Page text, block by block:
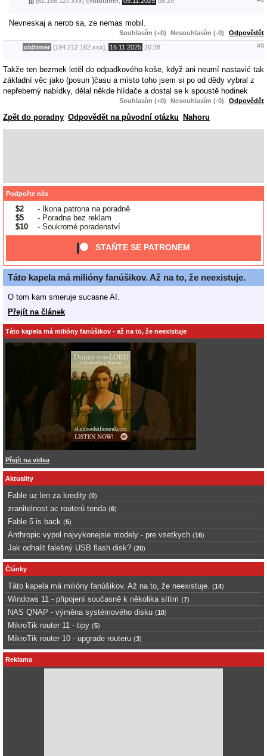
Nevrieskaj a nerob sa, ze nemas mobil.
Souhlasím (+0) Nesouhlasím (-0) Odpovědět
oldtimer [194.212.162.xxx], 16.11.2025 20:28 #9
Takže ten bezmek letěl do odpadkového koše, když ani neumí nastavić tak
základní věc jako (posun )času a místo toho jsem si po od dědy vybral z
nepřeberný nabídky, dělal někde hlídače a dostal se k spoustě hodinek
Souhlasím (+0) Nesouhlasím (-0) Odpovědět
Zpět do poradny Odpovědět na původní otázku Nahoru
Podpořte nás
$2
- Ikona patrona na poradně
$5
- Poradna bez reklam
$10
- Soukromé poradenství
STAŇTE SE PATRONEM
Táto kapela má milióny fanúšikov. Až na to, že neexistuje.
O tom kam smeruje sucasne AI.
Přejít na článek
Táto kapela má milióny fanúšikov - až na to, že neexistuje
Přejít na videa
Aktuality
Fable uz len za kredity (0)
zranitelnost ac routerů tenda (6)
Fable 5 is back (5)
Anthropic vypol najvykonejsie modely - pre vsetkych (16)
Jak odhalit falešný USB flash disk? (20)
Články
Táto kapela má milióny fanúšikov. Až na to, že neexistuje. (14)
Windows 11 - připojení současně k několika sítím (7)
NAS QNAP - výměna systémového disku (10)
MikroTik router 11 - tipy (5)
MikroTik router 10 - upgrade routeru (3)
Reklama